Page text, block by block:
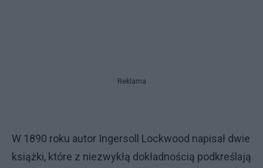
Reklama
W 1890 roku autor Ingersoll Lockwood napisał dwie
książki, które z niezwykłą dokładnością podkreślają